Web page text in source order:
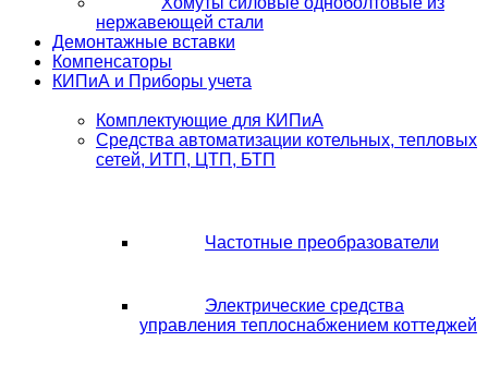
нержавеющей стали
Демонтажные вставки
Компенсаторы
КИПиА и Приборы учета
Комплектующие для КИПиА
Средства автоматизации котельных, тепловых
сетей, ИТП, ЦТП, БТП
Частотные преобразователи
Электрические средства
управления теплоснабжением коттеджей